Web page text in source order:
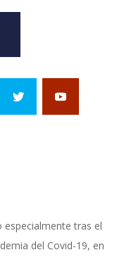
especialmente tras el
del Covid-19, en